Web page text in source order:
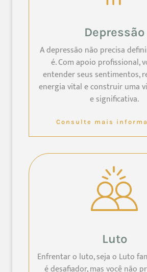
Depressão
A depressão não precisa
é. Com apoio profissional,
entender seus sentimentos,
energia vital e construir uma
e significativa.
Consulte mais
Luto
Enfrentar o luto, seja o Luto